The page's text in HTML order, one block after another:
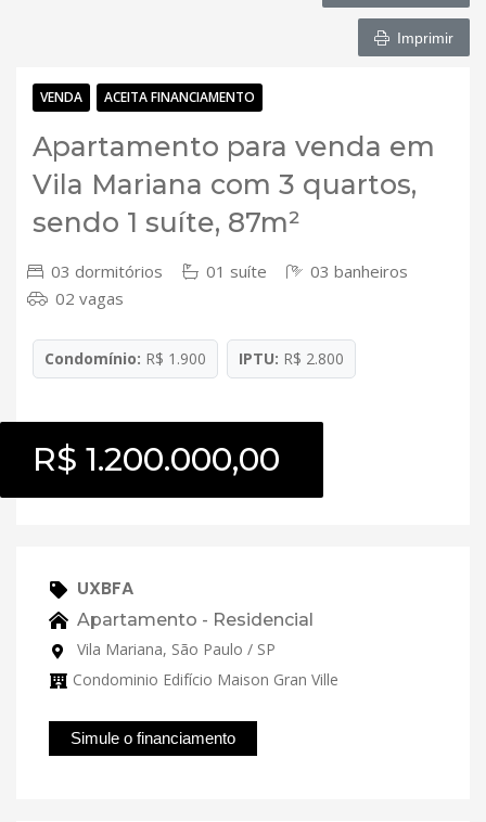
Imprimir
VENDA ACEITA FINANCIAMENTO
Apartamento para venda em
Vila Mariana com 3 quartos,
sendo 1 suíte, 87m²
03 dormitórios 01 suíte
03 banheiros
02 vagas
Condomínio: R$ 1.900 IPTU: R$ 2.800
R$ 1.200.000,00
UXBFA
Apartamento - Residencial
Vila Mariana, São Paulo / SP
Condominio Edifício Maison Gran Ville
Simule o financiamento